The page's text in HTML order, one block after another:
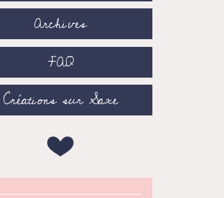
Archives
FAQ
Créations sur Saxe